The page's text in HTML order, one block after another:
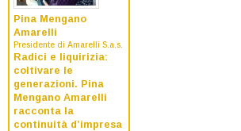
Pina Mengano
Amarelli
Presidente di Amarelli S.a.s.
Radici e liquirizia:
coltivare le
generazioni. Pina
Mengano Amarelli
racconta la
continuità d’impresa